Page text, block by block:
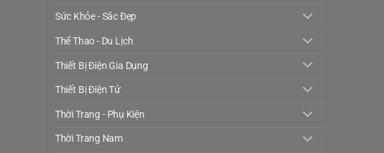
Sức Khỏe - Sắc Đẹp
Thể Thao - Du Lịch
Thiết Bị Điện Gia Dụng
Thiết Bị Điện Tử
Thời Trang - Phụ Kiện
Thời Trang Nam